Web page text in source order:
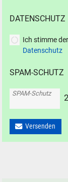
DATENSCHUTZ
Ich stimme
Datenschutz
SPAM-SCHUTZ
SPAM-Schutz
Versenden